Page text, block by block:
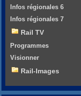
Infos régionales 6
Infos régionales 7
Rail TV
Programmes
Visionner
Rail-Images